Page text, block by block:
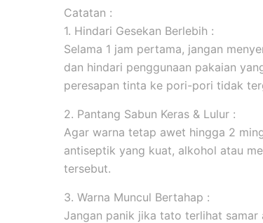
Catatan :
1. Hindari Gesekan Berlebih :
Selama 1 jam pertama, jangan
dan hindari penggunaan pakaian
peresapan tinta ke pori-pori tidak
2. Pantang Sabun Keras & Lulur :
Agar warna tetap awet hingga 2
antiseptik yang kuat, alkohol atau
tersebut.
3. Warna Muncul Bertahap :
Jangan panik jika tato terlihat